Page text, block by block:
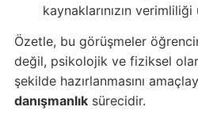
kaynaklarınızın
Özetle, bu görüşmeler
değil, psikolojik ve fiziksel
şekilde hazırlanmasını
danışmanlıksürecidir.